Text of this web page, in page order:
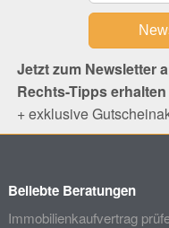
Jetzt zum Newsletter
Rechts-Tipps erhalten
+ exklusive
Beliebte Beratungen
Immobilienkaufvertrag